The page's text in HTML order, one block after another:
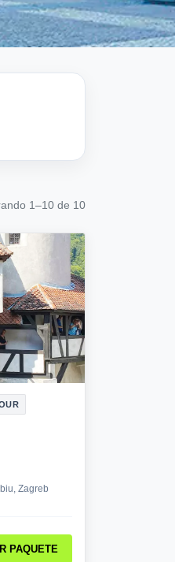
1–10 de 10
Zagreb
PAQUETE